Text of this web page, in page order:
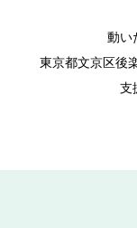
動い
東京都文京区
支